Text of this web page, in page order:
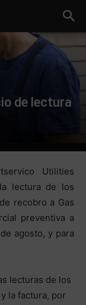
de lectura
Utilities
lectura de los
recobro a Gas
preventiva a
agosto, y para
lecturas de los
la factura, por